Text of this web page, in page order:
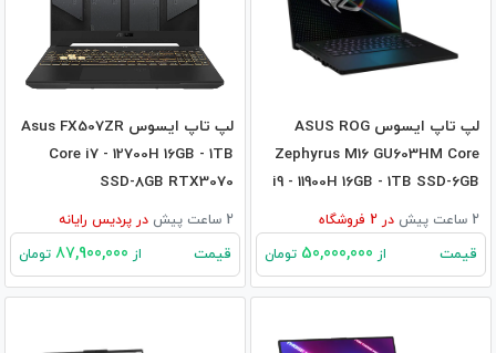
لپ تاپ ایسوس ASUS ROG
Zephyrus M16 GU603HM Core
i9 - 11900H 16GB - 1TB SSD-6GB
RTX30602 ساعت پیش در فروشگاه
قیمت از تومان
لپ تاپ ایسوس Asus FX507ZR
Core i7 - 12700H 16GB - 1TB
SSD-8GB RTX3070
2 ساعت پیش در پردیس رایانه
قیمت از تومان